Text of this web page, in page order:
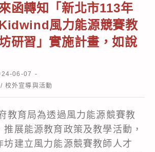
函轉知「新北市113年
風力能源競賽教
研習」實施計畫，如說
06-07
/ 校外宣導與活動
教育局為透過風力能源競賽教
推展能源教育政策及教學活動，
坊建立風力能源競賽教師人才